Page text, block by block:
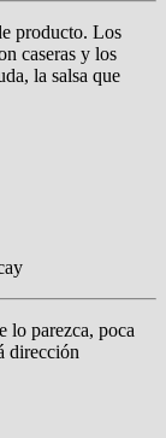
producto. Los
caseras y los
la salsa que
lo parezca, poca
dirección